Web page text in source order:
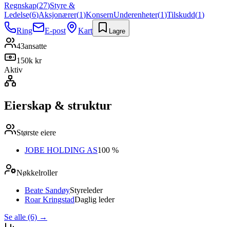
Regnskap(27)Styre &
Ledelse(6)Aksjonærer(1)KonsernUnderenheter(1)Tilskudd(1)
Ring
E-post Kart Lagre
43ansatte
150k kr
Aktiv
Eierskap & struktur
Største eiere
JOBE HOLDING AS100 %
Nøkkelroller
Beate SandøyStyreleder
Roar KringstadDaglig leder
Se alle (6) →